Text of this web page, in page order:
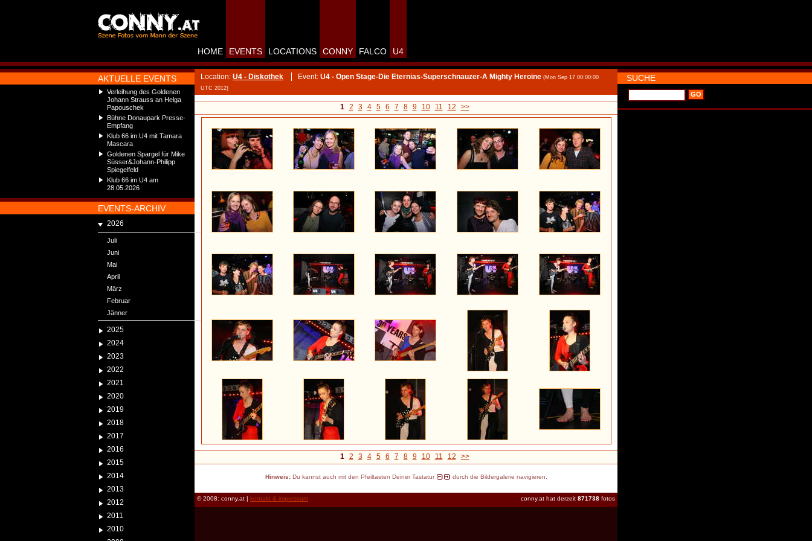
AKTUELLE EVENTS
Verleihung des Goldenen
Johann Strauss an Helga
Papouschek
Bühne Donaupark Presse-
Empfang
Klub 66 im U4 mit Tamara
Mascara
Goldenen Spargel für Mike
Süsser&Johann-Philipp
Spiegelfeld
Klub 66 im U4 am
28.05.2026
EVENTS-ARCHIV
2026
Juli
Juni
Mai
April
März
Februar
Jänner
2025
2024
2023
2022
2021
2020
2019
2018
2017
2016
2015
2014
2013
2012
2011
2010
HOME EVENTS LOCATIONS CONNY FALCO U4
Location: U4 - Diskothek Event: U4 - Open Stage-Die Eternias-Superschnauzer-A Mighty Heroine (Mon Sep 17 00:00:00
UTC 2012)
1 2 3 4 5 6 7 8 9 10 11 12 >>
1 2 3 4 5 6 7 8 9 10 11 12 >>
Hinweis:Du kannst auch mit den Pfeiltasten Deiner Tastatur durch die Bildergalerie navigieren.
conny.at hat derzeit 871738 fotos
© 2008: conny.at | kontakt & impressum
SUCHE